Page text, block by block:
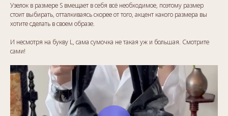
Узелок в размере S вмещает в себя всё необходимое, поэтому размер
стоит выбирать, отталкиваясь скорее от того, акцент какого размера вы
хотите сделать в своем образе.
И несмотря на букву L, сама сумочка не такая уж и большая. Смотрите
сами!